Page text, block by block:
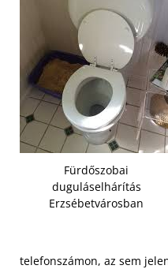
Fürdőszobai
duguláselhárítás
Erzsébetvárosban
telefonszámon, az sem